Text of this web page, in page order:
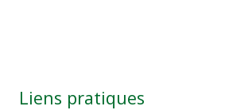
Liens pratiques